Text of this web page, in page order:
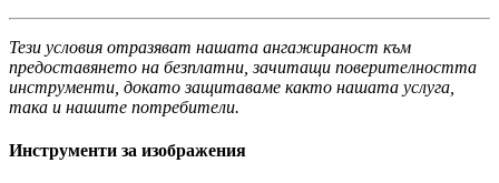
Тези условия отразяват нашата ангажираност към
предоставянето на безплатни, зачитащи поверителността
инструменти, докато защитаваме както нашата услуга,
така и нашите потребители.
Инструменти за изображения